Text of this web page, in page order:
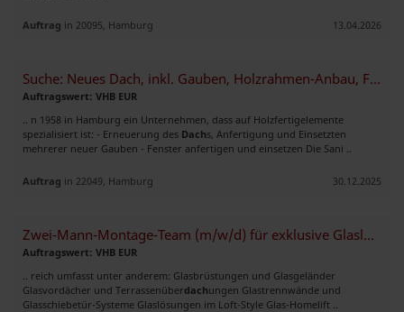
Auftrag in 20095, Hamburg 13.04.2026
Suche: Neues Dach, inkl. Gauben, Holzrahmen-Anbau, Fenster
Auftragswert: VHB EUR
.. n 1958 in Hamburg ein Unternehmen, dass auf Holzfertigelemente
spezialisiert ist: - Erneuerung des Dachs, Anfertigung und Einsetzten
mehrerer neuer Gauben - Fenster anfertigen und einsetzen Die Sani ..
Auftrag in 22049, Hamburg 30.12.2025
Zwei-Mann-Montage-Team (m/w/d) für exklusive Glaslösungen gesucht
Auftragswert: VHB EUR
.. reich umfasst unter anderem: Glasbrüstungen und Glasgeländer
Glasvordächer und Terrassenüberdachungen Glastrennwände und
Glasschiebetür-Systeme Glaslösungen im Loft-Style Glas-Homelift ..